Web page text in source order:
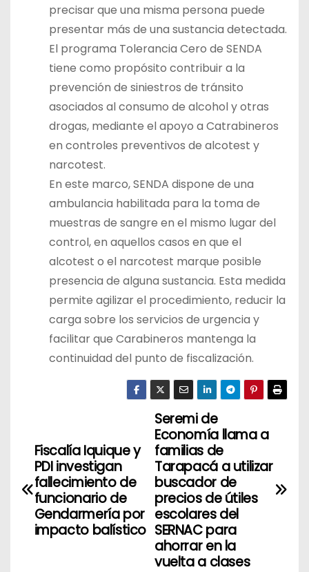
precisar que una misma persona puede
presentar más de una sustancia detectada.
El programa Tolerancia Cero de SENDA
tiene como propósito contribuir a la
prevención de siniestros de tránsito
asociados al consumo de alcohol y otras
drogas, mediante el apoyo a Catrabineros
en controles preventivos de alcotest y
narcotest.
En este marco, SENDA dispone de una
ambulancia habilitada para la toma de
muestras de sangre en el mismo lugar del
control, en aquellos casos en que el
alcotest o el narcotest marque posible
presencia de alguna sustancia. Esta medida
permite agilizar el procedimiento, reducir la
carga sobre los servicios de urgencia y
facilitar que Carabineros mantenga la
continuidad del punto de fiscalización.
v
Seremi de
Economía llama a
familias de
Tarapacá a utilizar
buscador de
precios de útiles
escolares del
SERNAC para
ahorrar en la
vuelta a clases
Fiscalía Iquique y
PDI investigan
fallecimiento de
funcionario de
Gendarmería por
impacto balístico